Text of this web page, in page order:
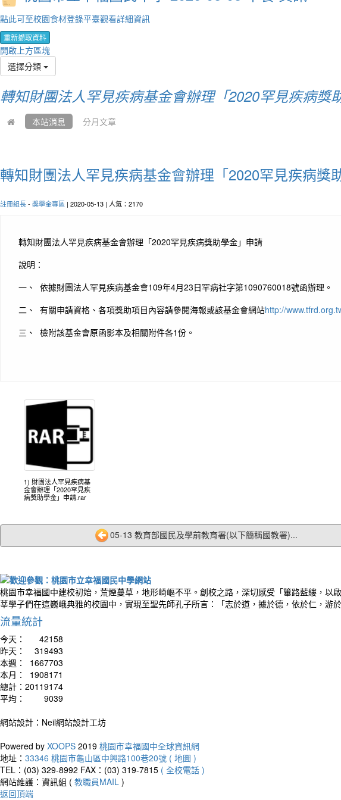
點此可至校園食材登錄平臺觀看詳細資訊
重新擷取資料
開啟上方區塊
選擇分類
轉知財團法人罕見疾病基金會辦理「2020罕見疾病
本站消息 分月文章
轉知財團法人罕見疾病基金會辦理「2020罕見疾病獎
註冊組長- 獎學金專區 | 2020-05-13 | 人氣：2170
轉知財團法人罕見疾病基金會辦理「2020罕見疾病獎助學金」申請
說明：
一、 依據財團法人罕見疾病基金會109年4月23日罕病社字第1090760018號函辦理。
二、 有關申請資格、各項獎助項目內容請參閱海報或該基金會網站http://
三、 檢附該基金會原函影本及相關附件各1份。
1) 財團法人罕見疾病基
金會辦理「2020罕見疾
病獎助學金」申請.rar
05-13 教育部國民及學前教育署(以下簡稱國教署)...
桃園市幸福國中建校初始，荒煙蔓草，地形崎嶇不平。創校之路，深切感受「篳路藍縷，
莘學子們在這巍峨典雅的校園中，實現至聖先師孔子所言：「志於道，據於德，依於仁，游
流量統計
今天：
42158
昨天：
319493
本週：
1667703
本月：
1908171
總計： 20119174
平均：
9039
網站設計：Neil網站設計工坊
Powered by XOOPS 2019 桃園市幸福國中全球資訊網
地址： 33346 桃園市龜山區中興路100巷20號 ( 地圖 )
TEL：(03) 329-8992 FAX：(03) 319-7815 ( 全校電話 )
網站維護：資訊組 ( 教職員MAIL )
返回頂端